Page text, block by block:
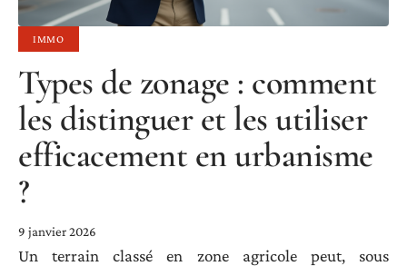
IMMO
Types de zonage : comment
les distinguer et les utiliser
efficacement en urbanisme
?
9 janvier 2026
Un terrain classé en zone agricole peut, sous